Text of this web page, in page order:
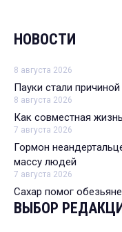
НОВОСТИ
8 августа 2026
Пауки стали
8 августа 2026
Как совместная
7 августа 2026
Гормон
массу людей
7 августа 2026
Сахар помог
ВЫБОР